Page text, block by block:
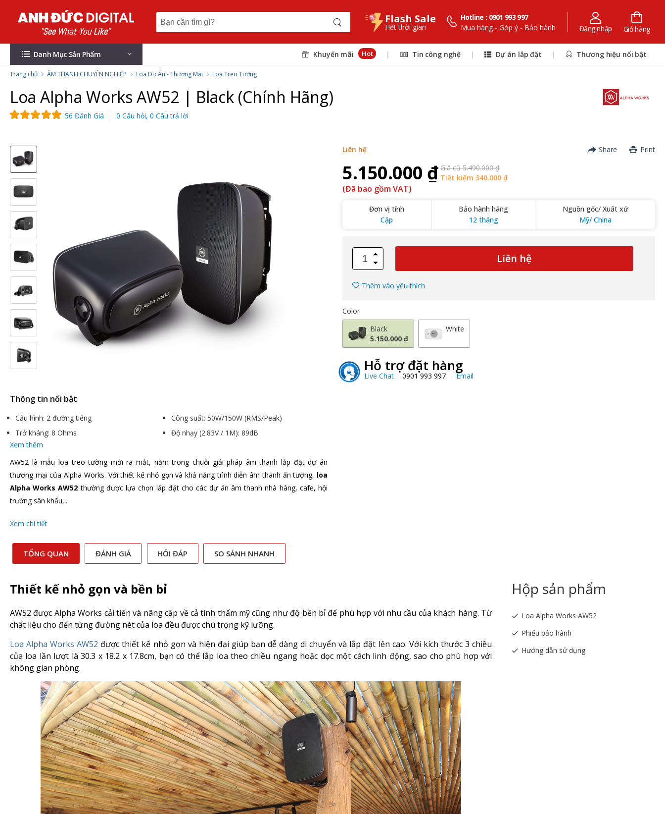
Flash Sale
Hết thời gian
Hotline : 0901 993 997
Mua hàng - Góp ý - Bảo hành
Đăng nhập Giỏ hàng
Danh Mục Sản Phẩm Khuyến mãi Hot | Tin công nghệ | Dự án lắp đặt | Thương hiệu nổi bật
Trang chủ ÂM THANH CHUYÊN NGHIỆP Loa Dự Án - Thương Mại Loa Treo Tường
Loa Alpha Works AW52 | Black (Chính Hãng)
56 Đánh Giá 0 Câu hỏi, 0 Câu trả lời
Thông tin nổi bật
Cấu hình: 2 đường tiếng
Công suất: 50W/150W (RMS/Peak)
Trở kháng: 8 Ohms
Độ nhạy (2.83V / 1M): 89dB
Xem thêm
AW52 là mẫu loa treo tường mới ra mắt, nằm trong chuỗi giải pháp âm thanh lắp đặt dự án
thương mại của Alpha Works. Với thiết kế nhỏ gọn và khả năng trình diễn âm thanh ấn tượng, loa
Alpha Works AW52 thường được lựa chọn lắp đặt cho các dự án âm thanh nhà hàng, cafe, hội
trường sân khấu,...
Xem chi tiết
Liên hệ Share Print
5.150.000 ₫ Giá cũ 5.490.000 ₫
Tiết kiệm 340.000 ₫
(Đã bao gồm VAT)
Đơn vị tính
Cặp
Bảo hành hãng
12 tháng
Nguồn gốc/ Xuất xứ
Mỹ/ China
Liên hệ
Thêm vào yêu thích
Color
Black
5.150.000 ₫
White
Hỗ trợ đặt hàng
Live Chat 0901 993 997 Email
TỔNG QUAN ĐÁNH GIÁ HỎI ĐÁP SO SÁNH NHANH
Thiết kế nhỏ gọn và bền bỉ
AW52 được Alpha Works cải tiến và nâng cấp về cả tính thẩm mỹ cũng như độ bền bỉ để phù hợp với nhu cầu của khách hàng. Từ
chất liệu cho đến từng đường nét của loa đều được chú trọng kỹ lưỡng.
Loa Alpha Works AW52 được thiết kế nhỏ gọn và hiện đại giúp bạn dễ dàng di chuyển và lắp đặt lên cao. Với kích thước 3 chiều
của loa lần lượt là 30.3 x 18.2 x 17.8cm, bạn có thể lắp loa theo chiều ngang hoặc dọc một cách linh động, sao cho phù hợp với
không gian phòng.
Hộp sản phẩm
Loa Alpha Works AW52
Phiếu bảo hành
Hướng dẫn sử dụng